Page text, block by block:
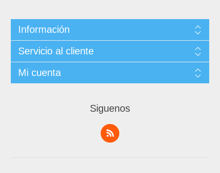
Información
Servicio al cliente
Mi cuenta
Siguenos